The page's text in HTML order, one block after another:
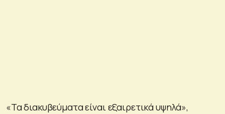
«Τα διακυβεύματα είναι εξαιρετικά υψηλά»,